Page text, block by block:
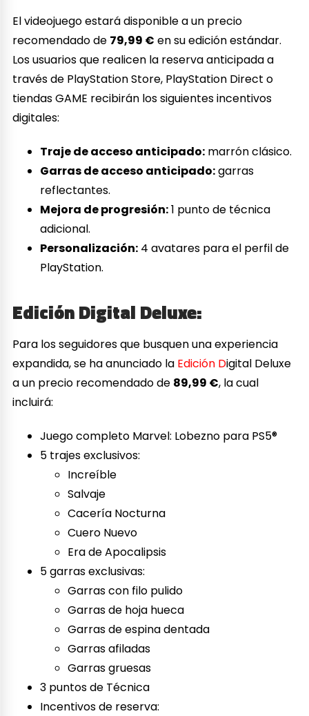
El videojuego estará disponible a un precio
recomendado de 79,99 € en su edición estándar.
Los usuarios que realicen la reserva anticipada a
través de PlayStation Store, PlayStation Direct o
tiendas GAME recibirán los siguientes incentivos
digitales:
Traje de acceso anticipado: marrón clásico.
Garras de acceso anticipado:garras
reflectantes.
Mejora de progresión:1 punto de técnica
adicional.
Personalización: 4 avatares para el perfil de
PlayStation.
Edición Digital Deluxe:
Para los seguidores que busquen una experiencia
expandida, se ha anunciado la Edición Digital Deluxe
a un precio recomendado de 89,99 €, la cual
incluirá:
Juego completo Marvel: Lobezno para PS5®
5 trajes exclusivos:
Increíble
Salvaje
Cacería Nocturna
Cuero Nuevo
Era de Apocalipsis
5 garras exclusivas:
Garras con filo pulido
Garras de hoja hueca
Garras de espina dentada
Garras afiladas
Garras gruesas
3 puntos de Técnica
Incentivos de reserva: